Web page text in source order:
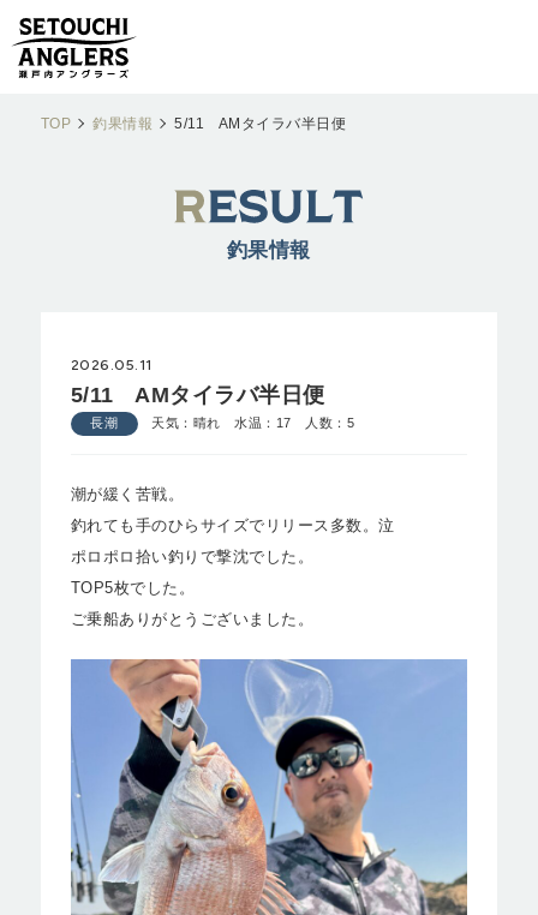
TOP 釣果情報 5/11 AMタイラバ半日便
釣果情報
2026.05.11
5/11 AMタイラバ半日便
長潮 天気：晴れ 水温：17 人数：5
潮が緩く苦戦。
釣れても手のひらサイズでリリース多数。泣
ポロポロ拾い釣りで撃沈でした。
TOP5枚でした。
ご乗船ありがとうございました。